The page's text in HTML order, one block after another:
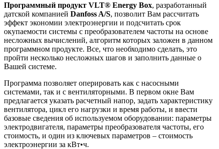
Программный продукт VLT® Energy Box, разработанный
датской компанией Danfoss A/S, позволит Вам рассчитать
эффект экономии электроэнергии и подсчитать срок
окупаемости системы с преобразователем частоты на основе
несложных вычислений, алгоритм которых заложен в данном
программном продукте. Все, что необходимо сделать, это
пройти несколько несложных шагов и заполнить данные о
Вашей системе.
Программа позволяет оперировать как с насосными
системами, так и с вентиляторными. В первом окне Вам
предлагается указать расчетный напор, задать характеристику
вентилятора, цикл его нагрузки и время работы, и ввести
базовые сведения об используемом оборудовании: параметры
электродвигателя, параметры преобразователя частоты, его
стоимость, и один из ключевых параметров – стоимость
электроэнергии за кВт•ч.